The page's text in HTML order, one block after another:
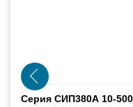
Серия СИП380А 10-500